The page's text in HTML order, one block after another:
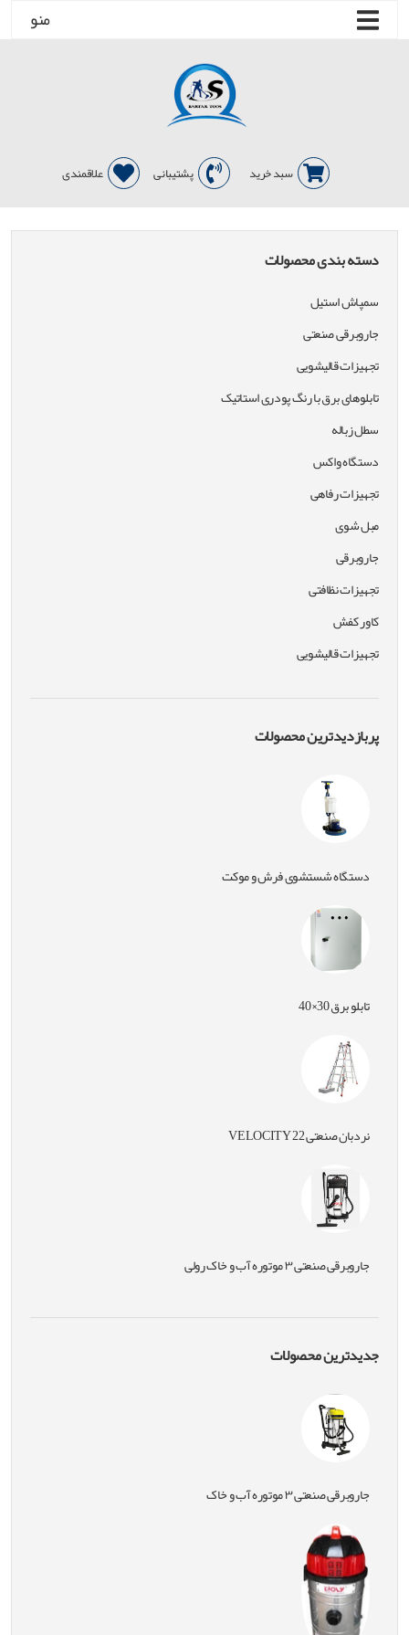
منو
سبد خرید پشتیبانی علاقمندی
دسته بندی محصولات
سمپاش استیل
جاروبرقی صنعتی
تجهیزات قالیشویی
تابلوهای برق با رنگ پودری استاتیک
سطل زباله
دستگاه واکس
تجهیزات رفاهی
مبل شوی
جاروبرقی
تجهیزات نظافتی
کاور کفش
تجهیزات قالیشویی
پربازدیدترین محصولات
دستگاه شستشوی فرش و موکت
تابلو برق 30×40
نردبان صنعتی VELOCITY 22
جاروبرقی صنعتی ۳ موتوره آب و خاک رولی
جدیدترین محصولات
جاروبرقی صنعتی ۳ موتوره آب و خاک